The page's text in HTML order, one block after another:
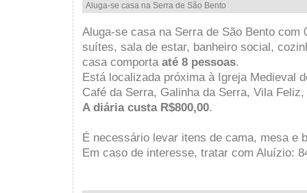
Aluga-se casa na Serra de São Bento
Aluga-se casa na Serra de São Bento com
suítes, sala de estar, banheiro social,
casa comporta até 8 pessoas.
Está localizada próxima à Igreja Medieval
Café da Serra, Galinha da Serra, Vila
A diária custa R$800,00.
É necessário levar itens de cama, mesa e
Em caso de interesse, tratar com Aluízio: